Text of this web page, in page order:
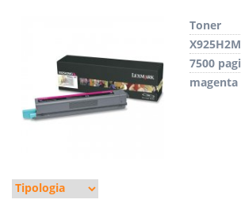
Toner
7500
magenta